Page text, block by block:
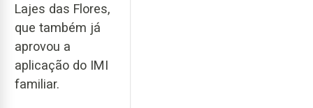
Lajes das Flores,
que também já
aprovou a
aplicação do IMI
familiar.